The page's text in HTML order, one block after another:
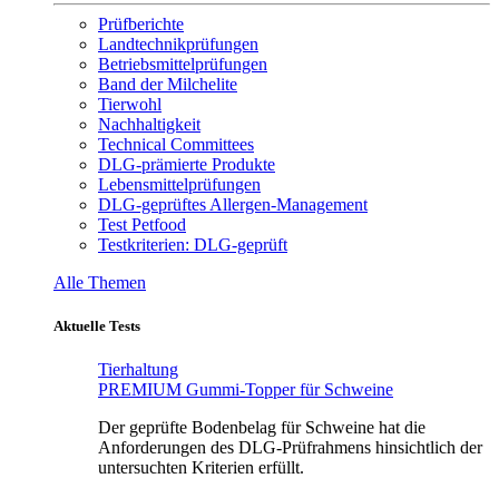
Prüfberichte
Landtechnikprüfungen
Betriebsmittelprüfungen
Band der Milchelite
Tierwohl
Nachhaltigkeit
Technical Committees
DLG-prämierte Produkte
Lebensmittelprüfungen
DLG-geprüftes Allergen-Management
Test Petfood
Testkriterien: DLG-geprüft
Alle Themen
Aktuelle Tests
Tierhaltung
PREMIUM Gummi-Topper für Schweine
Der geprüfte Bodenbelag für Schweine hat die
Anforderungen des DLG-Prüfrahmens hinsichtlich der
untersuchten Kriterien erfüllt.